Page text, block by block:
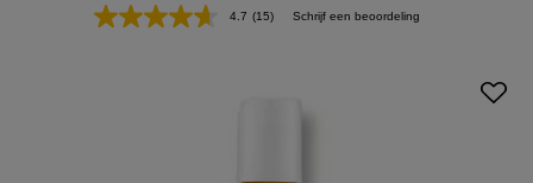
4.7 Lees
(15) Schrijf een beoordeling